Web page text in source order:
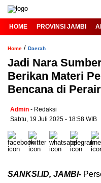
HOME PROVINSI JAMBI
Home / Daerah
Jadi Nara
Berikan Materi
Bencana di
Admin - Redaksi
Sabtu, 19 Juli 2025 - 18:58 WIB
SANKSI.ID, JAMBI-